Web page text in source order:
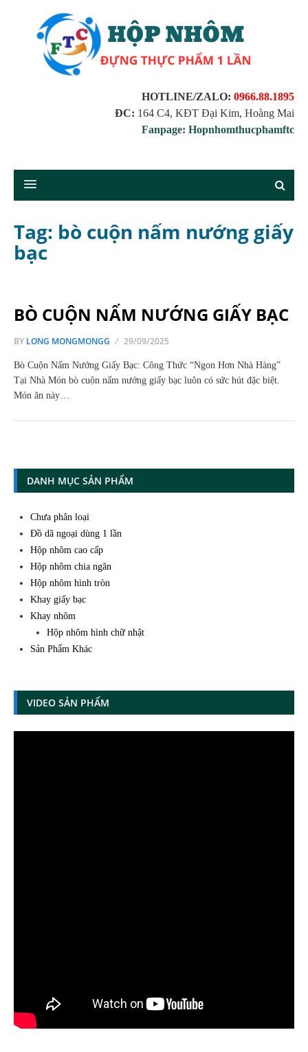
HOTLINE/ZALO: 0966.88.1895
ĐC: 164 C4, KĐT Đại Kim, Hoàng Mai
Fanpage: Hopnhomthucphamftc
Tag: bò cuộn nấm nướng giấy
bạc
BÒ CUỘN NẤM NƯỚNG GIẤY BẠC
BY LONG MONGMONGG 29/09/2025
Bò Cuộn Nấm Nướng Giấy Bạc: Công Thức “Ngon Hơn Nhà Hàng”
Tại Nhà Món bò cuộn nấm nướng giấy bạc luôn có sức hút đặc biệt.
Món ăn này…
DANH MỤC SẢN PHẨM
Chưa phân loại
Đồ dã ngoại dùng 1 lần
Hộp nhôm cao cấp
Hộp nhôm chia ngăn
Hộp nhôm hình tròn
Khay giấy bạc
Khay nhôm
Hộp nhôm hình chữ nhật
Sản Phẩm Khác
VIDEO SẢN PHẨM